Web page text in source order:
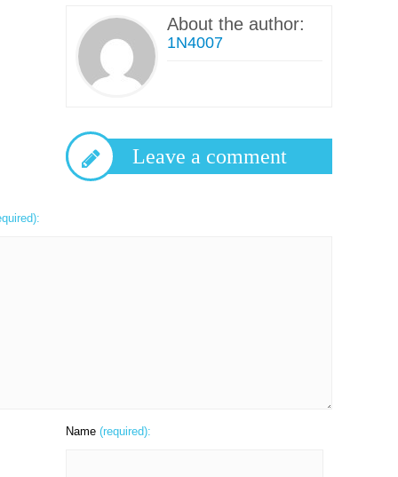
About the author:
1N4007
Leave a comment
Name (required):